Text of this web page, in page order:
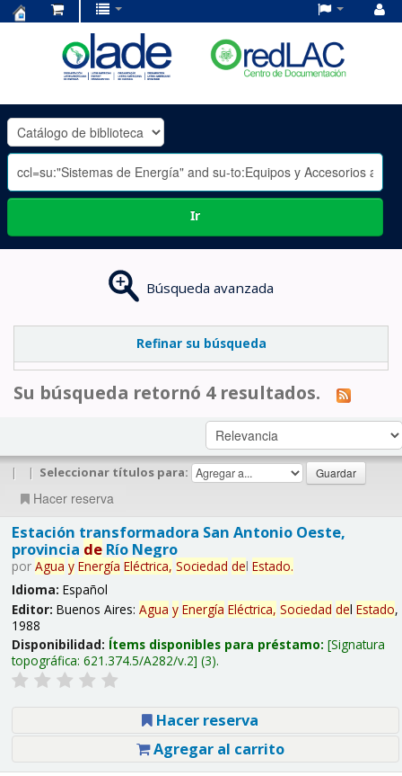
OLADE
-
Ir
Búsqueda avanzada
Refinar su búsqueda
Su búsqueda retornó 4 resultados.
| | Seleccionar títulos para:
Hacer reserva
Estación transformadora San Antonio Oeste,
provincia deRío Negro
por Agua y Energía Eléctrica, Sociedad del Estado.
Idioma: Español
Editor: Buenos Aires: Agua y Energía Eléctrica, Sociedad del Estado,
1988
Disponibilidad: Ítems disponibles para préstamo: Signatura
topográfica: 621.374.5/A282/v.2 (3).
Hacer reserva
Agregar al carrito